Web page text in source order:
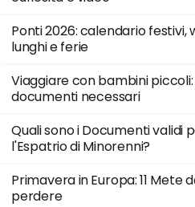
Ponti 2026: calendario festivi,
lunghi e ferie
Viaggiare con bambini piccoli:
documenti necessari
Quali sono i Documenti validi
l'Espatrio di Minorenni?
Primavera in Europa: 11 Mete
perdere